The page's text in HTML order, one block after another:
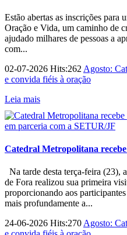
Estão abertas as inscrições para
Oração e Vida, um caminho de
ajudado milhares de pessoas a
com...
02-07-2026 Hits:262 Agosto:
e convida fiéis à oração
Leia mais
Catedral Metropolitana
Na tarde desta terça-feira (23),
de Fora realizou sua primeira
proporcionando aos
mais profundamente a...
24-06-2026 Hits:270 Agosto: